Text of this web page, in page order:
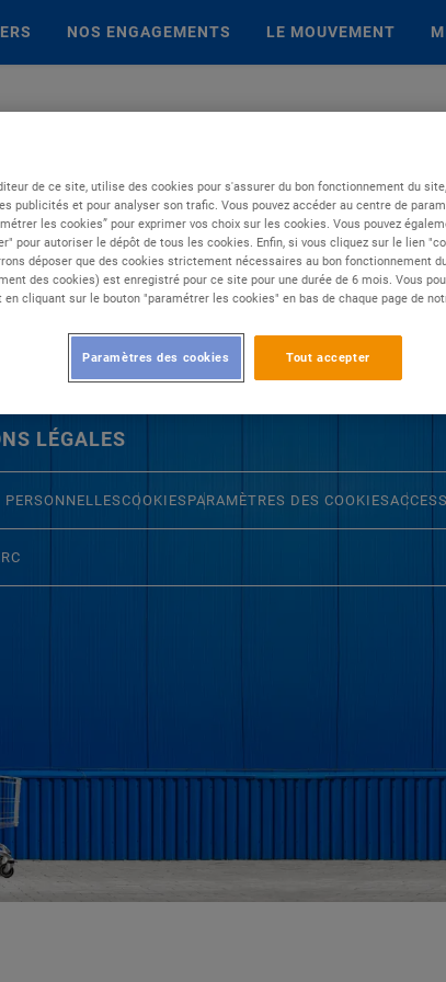
NOS ENGAGEMENTS LE MOUVEMENT
LÉGALES
COOKIES PARAMÈTRES DES COOKIES
de ce site, utilise des cookies pour s'assurer du bon fonctionnement du
publicités et pour analyser son trafic. Vous pouvez accéder au centre de
les cookies” pour exprimer vos choix sur les cookies. Vous pouvez
pour autoriser le dépôt de tous les cookies. Enfin, si vous cliquez sur le lien
déposer que des cookies strictement nécessaires au bon fonctionnement
des cookies) est enregistré pour ce site pour une durée de 6 mois. Vous
cliquant sur le bouton "paramétrer les cookies" en bas de chaque page de
Tout accepter
Paramètres des cookies